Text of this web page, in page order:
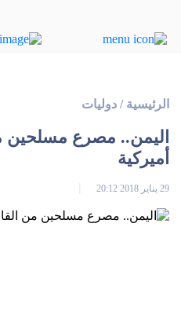
الرئيسية / دوليات
اليمن.. مصرع مسلحين
أميركية
29 يناير 2018 20:12